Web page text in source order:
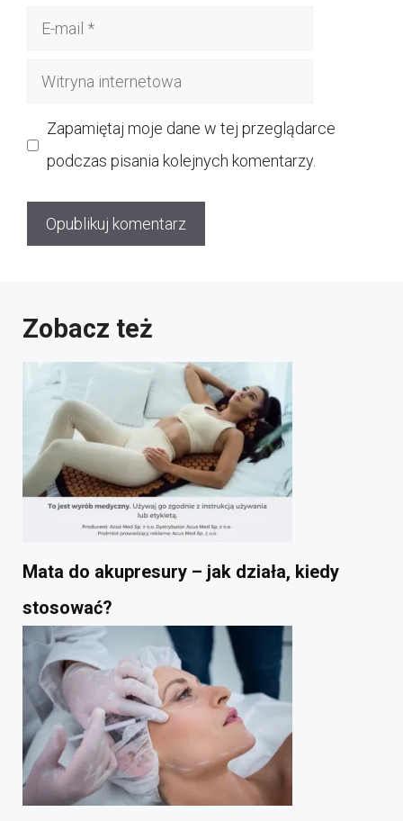
Witryna
Zapamiętaj moje dane w tej przeglądarce
podczas pisania kolejnych komentarzy.
Zobacz też
Mata do akupresury – jak działa, kiedy
stosować?